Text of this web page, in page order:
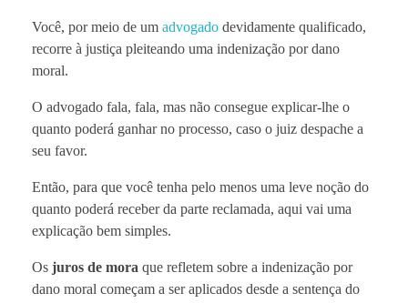
Você, por meio de um advogado devidamente qualificado,
recorre à justiça pleiteando uma indenização por dano
moral.
O advogado fala, fala, mas não consegue explicar-lhe o
quanto poderá ganhar no processo, caso o juiz despache a
seu favor.
Então, para que você tenha pelo menos uma leve noção do
quanto poderá receber da parte reclamada, aqui vai uma
explicação bem simples.
Os juros de mora que refletem sobre a indenização por
dano moral começam a ser aplicados desde a sentença do